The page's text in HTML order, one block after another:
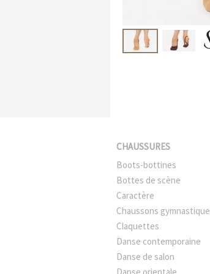
CHAUSSURES
Boots-bottines
Bottes de scène
Caractère
Chaussons gymnastique
Claquettes
Danse contemporaine
Danse de salon